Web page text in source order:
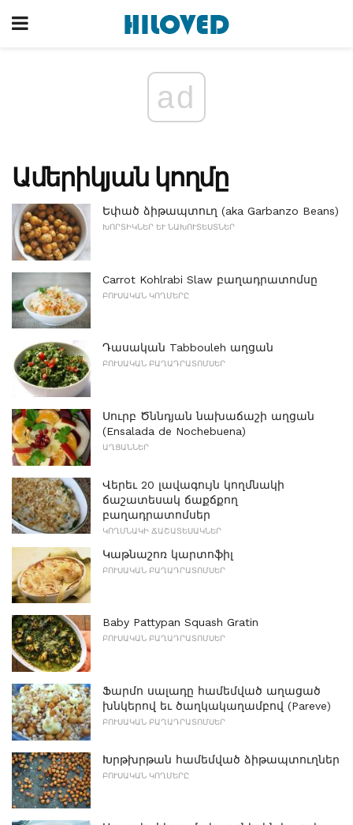
ad
Ամերիկյան կողմը
Եփած ձիթապտուղ (aka Garbanzo Beans)
ԽՈՐՏԻԿՆԵՐ ԵՒ ՆԱԽՈՒՏԵՍՏՆԵՐ
Carrot Kohlrabi Slaw բաղադրատոմսը
ԲՈՒՍԱԿԱՆ ԿՈՂՄԵՐԸ
Դասական Tabbouleh աղցան
ԲՈՒՍԱԿԱՆ ԲԱՂԱԴՐԱՏՈՄՍԵՐ
Սուրբ Ծննդյան նախաճաշի աղցան
(Ensalada de Nochebuena)
ԱՂՑԱՆՆԵՐ
Վերեւ 20 լավագույն կողմնակի
ճաշատեսակ ճաքճքող
բաղադրատոմսեր
ԿՈՂՄՆԱԿԻ ՃԱՇԱՏԵՍԱԿՆԵՐ
Կաթնաշոռ կարտոֆիլ
ԲՈՒՍԱԿԱՆ ԲԱՂԱԴՐԱՏՈՄՍԵՐ
Baby Pattypan Squash Gratin
ԲՈՒՍԱԿԱՆ ԲԱՂԱԴՐԱՏՈՄՍԵՐ
Ֆարմո սալադը համեմված աղացած
խնկերով եւ ծաղկակաղամբով (Pareve)
ԲՈՒՍԱԿԱՆ ԲԱՂԱԴՐԱՏՈՄՍԵՐ
Խրթխրթան համեմված ձիթապտուղներ
ԲՈՒՍԱԿԱՆ ԿՈՂՄԵՐԸ